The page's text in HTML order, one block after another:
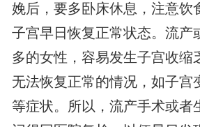
娩后，要多卧床休息，注意饮
子宫早日恢复正常状态。流产
多的女性，容易发生子宫收缩
无法恢复正常的情况，如子宫
等症状。所以，流产手术或者